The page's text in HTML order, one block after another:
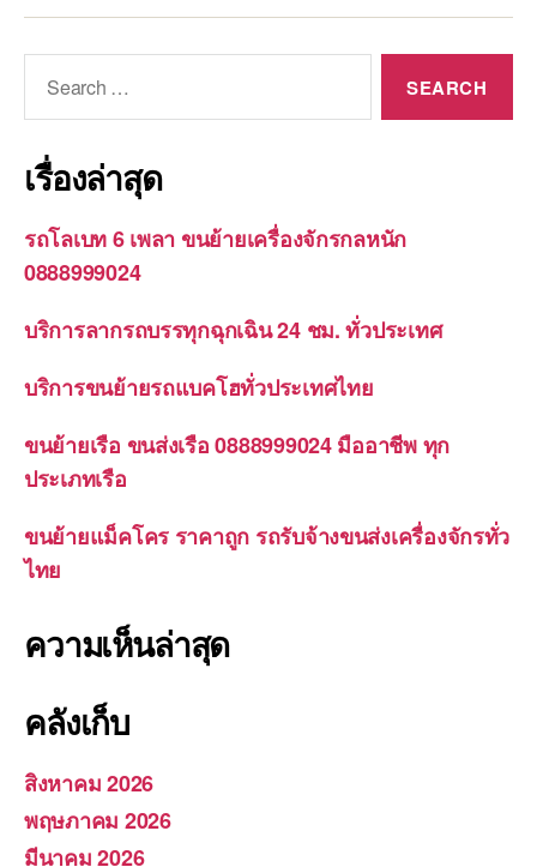
เรื่องล่าสุด
รถโลเบท 6 เพลา ขนย้ายเครื่องจักรกลหนัก
0888999024
บริการลากรถบรรทุกฉุกเฉิน 24 ชม. ทั่วประเทศ
บริการขนย้ายรถแบคโฮทั่วประเทศไทย
ขนย้ายเรือ ขนส่งเรือ 0888999024 มืออาชีพ ทุก
ประเภทเรือ
ขนย้ายแม็คโคร ราคาถูก รถรับจ้างขนส่งเครื่องจักรทั่ว
ไทย
ความเห็นล่าสุด
คลังเก็บ
สิงหาคม 2026
พฤษภาคม 2026
มีนาคม 2026